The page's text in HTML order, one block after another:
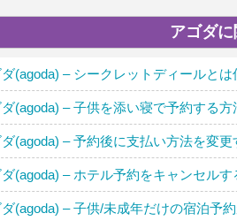
アゴダ
(agoda) – シークレットディールと
(agoda) – 子供を添い寝で予約する方
(agoda) – 予約後に支払い方法を変更
(agoda) – ホテル予約をキャンセルす
(agoda) – 子供/未成年だけの宿泊予